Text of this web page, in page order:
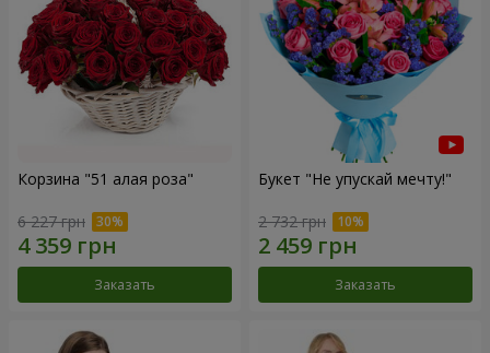
Корзина "51 алая роза"
6 227 грн
Заказать
Букет "Не упускай мечту!"
2 732 грн
Заказать